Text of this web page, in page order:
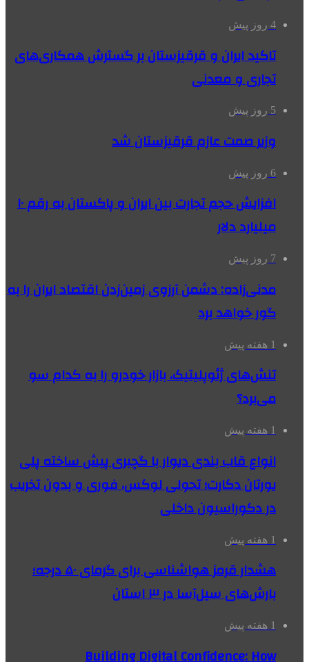
4 روز پیش
تاکید ایران و قرقیزستان بر گسترش همکاری‌های
تجاری و معدنی
5 روز پیش
وزیر صمت عازم قرقیزستان شد
6 روز پیش
افزایش حجم تجارت بین ایران و پاکستان به رقم ۱۰
میلیارد دلار
7 روز پیش
مدنی‌زاده: دشمن آرزوی زمین‌زدن اقتصاد ایران را به
گور خواهد برد
1 هفته پیش
تنش‌های ژئوپلیتیک، بازار خودرو را به کدام سو
می‌برد؟
1 هفته پیش
انواع قاب بندی دیوار با گچبری پیش ساخته پلی
یورتان دکارت؛ تحولی لوکس، فوری و بدون تخریب
در دکوراسیون داخلی
1 هفته پیش
هشدار قرمز هواشناسی برای گرمای ۵۰ درجه؛
بارش‌های سیل‌آسا در ۳ استان
1 هفته پیش
Building Digital Confidence: How